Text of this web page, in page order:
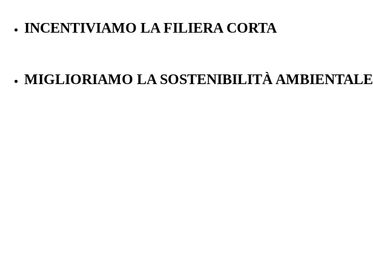
INCENTIVIAMO LA FILIERA CORTA
MIGLIORIAMO LA SOSTENIBILITÀ AMBIENTALE